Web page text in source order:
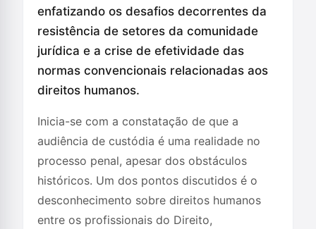
enfatizando os desafios decorrentes da
resistência de setores da comunidade
jurídica e a crise de efetividade das
normas convencionais relacionadas aos
direitos humanos.
Inicia-se com a constatação de que a
audiência de custódia é uma realidade no
processo penal, apesar dos obstáculos
históricos. Um dos pontos discutidos é o
desconhecimento sobre direitos humanos
entre os profissionais do Direito,